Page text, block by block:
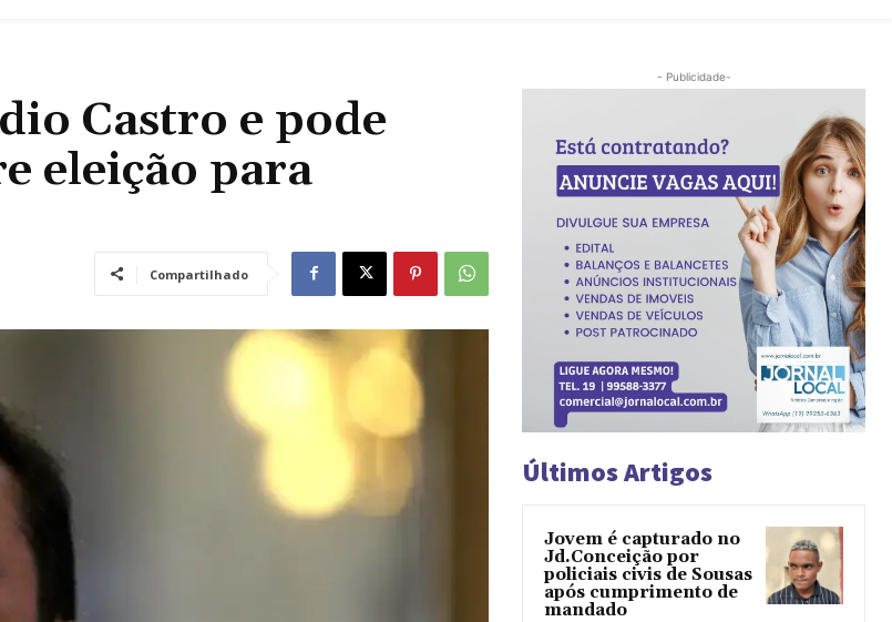
Castro e pode
eleição para
Compartilhado
- Publicidade-
Últimos Artigos
Jovem é capturado no
Jd.Conceição por
policiais civis de Sousas
após cumprimento de
mandado